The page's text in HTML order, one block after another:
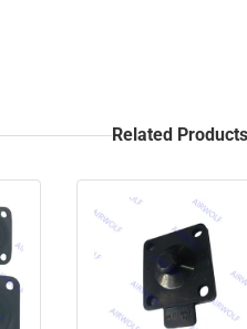
Related Products